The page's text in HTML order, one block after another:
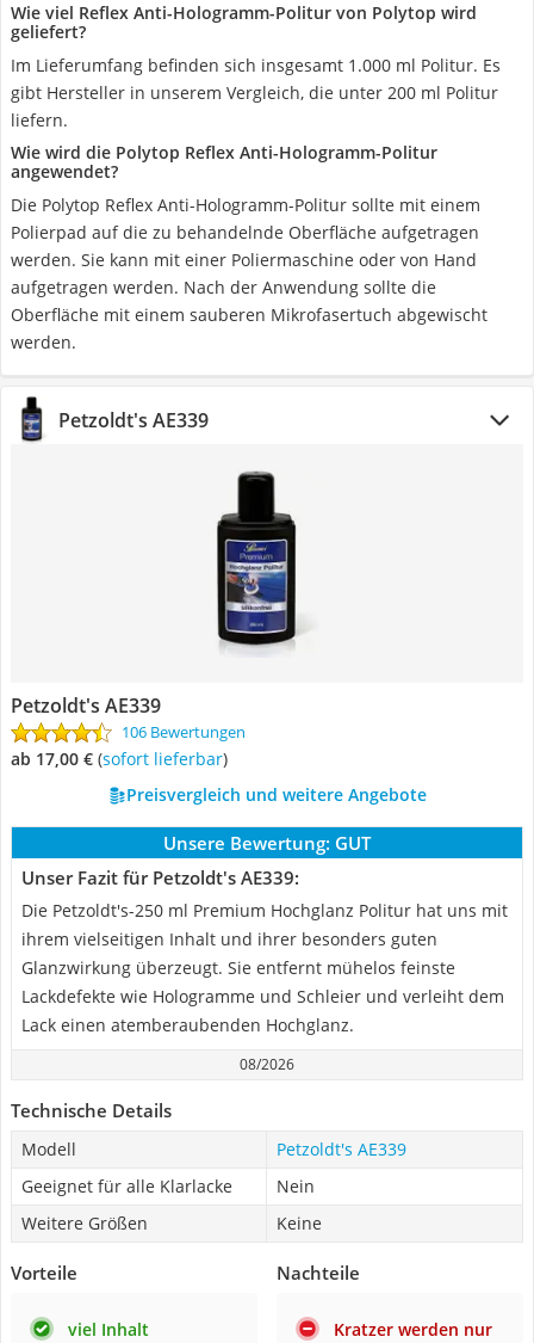
Wie viel Reflex Anti-Hologramm-Politur von Polytop wird
geliefert?
Im Lieferumfang befinden sich insgesamt 1.000 ml Politur. Es
gibt Hersteller in unserem Vergleich, die unter 200 ml Politur
liefern.
Wie wird die Polytop Reflex Anti-Hologramm-Politur
angewendet?
Die Polytop Reflex Anti-Hologramm-Politur sollte mit einem
Polierpad auf die zu behandelnde Oberfläche aufgetragen
werden. Sie kann mit einer Poliermaschine oder von Hand
aufgetragen werden. Nach der Anwendung sollte die
Oberfläche mit einem sauberen Mikrofasertuch abgewischt
werden.
Petzoldt's AE339
Petzoldt's AE339
106 Bewertungen
ab 17,00 € ( Sofort lieferbar)
Preisvergleich und weitere Angebote
Unsere Bewertung: GUT
Unser Fazit für Petzoldt's AE339:
Die Petzoldt's-250 ml Premium Hochglanz Politur hat uns mit
ihrem vielseitigen Inhalt und ihrer besonders guten
Glanzwirkung überzeugt. Sie entfernt mühelos feinste
Lackdefekte wie Hologramme und Schleier und verleiht dem
Lack einen atemberaubenden Hochglanz.
08/2026
Technische Details
Modell
Petzoldt's AE339
Geeignet für alle Klarlacke
Nein
Weitere Größen
Keine
Vorteile
viel Inhalt
Nachteile
Kratzer werden nur